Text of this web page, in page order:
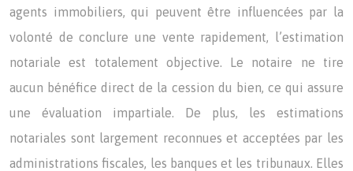
agents immobiliers, qui peuvent être influencées par la
volonté de conclure une vente rapidement, l’estimation
notariale est totalement objective. Le notaire ne tire
aucun bénéfice direct de la cession du bien, ce qui assure
une évaluation impartiale. De plus, les estimations
notariales sont largement reconnues et acceptées par les
administrations fiscales, les banques et les tribunaux. Elles